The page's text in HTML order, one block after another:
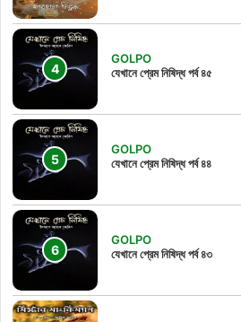
GOLPO
যেখানে প্রেম নিষিদ্ধ পর্ব ৪৫
GOLPO
যেখানে প্রেম নিষিদ্ধ পর্ব ৪৪
GOLPO
যেখানে প্রেম নিষিদ্ধ পর্ব ৪৩